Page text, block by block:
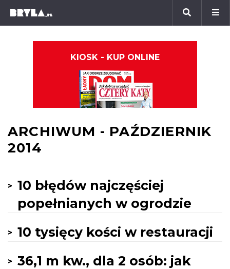
KIOSK - KUP ONLINE
ARCHIWUM - PAŹDZIERNIK
2014
10 błędów najczęściej
popełnianych w ogrodzie
10 tysięcy kości w restauracji
36,1 m kw., dla 2 osób: jak